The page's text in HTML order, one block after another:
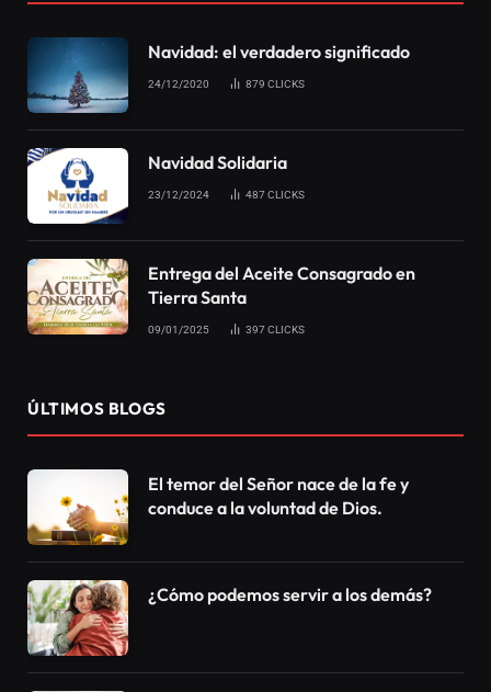
Navidad: el verdadero significado
24/12/2020 879 CLICKS
Navidad Solidaria
23/12/2024 487 CLICKS
Entrega del Aceite Consagrado en
Tierra Santa
09/01/2025 397 CLICKS
ÚLTIMOS BLOGS
El temor del Señor nace de la fe y
conduce a la voluntad de Dios.
¿Cómo podemos servir a los demás?